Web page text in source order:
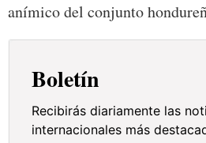
anímico del conjunto
Boletín
Recibirás diariamente las
internacionales más